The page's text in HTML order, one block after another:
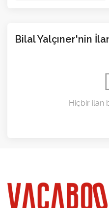
Bilal Yalçıner'nin
Hiçbir ilan